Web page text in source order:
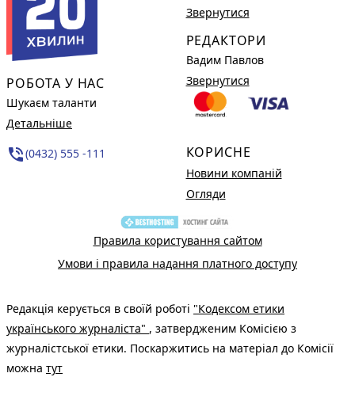
РОБОТА У НАС
Шукаєм таланти
Детальніше
phone_in_talk(0432) 555 -111
Звернутися
РЕДАКТОРИ
Вадим Павлов
Звернутися
КОРИСНЕ
Новини компаній
Огляди
Правила користування сайтом
Умови і правила надання платного доступу
Редакція керується в своїй роботі "Кодексом етики
українського журналіста" , затвердженим Комісією з
журналістської етики. Поскаржитись на матеріал до Комісії
можна тут